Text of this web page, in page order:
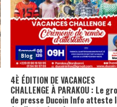
Blog
4È ÉDITION DE VACANCES
CHALLENGE À PARAKOU : Le
de presse Ducoin Info atteste